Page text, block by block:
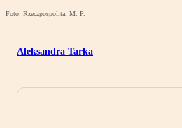
Foto: Rzeczpospolita, M. P.
Aleksandra Tarka